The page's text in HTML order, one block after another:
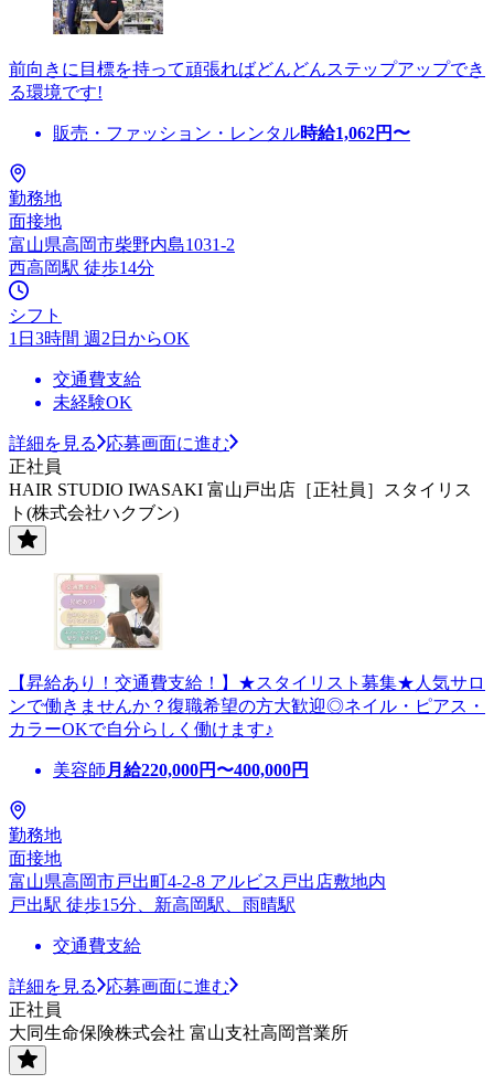
前向きに目標を持って頑張ればどんどんステップアップでき
る環境です!
販売・ファッション・レンタル時給1,062円〜
勤務地
面接地
富山県高岡市柴野内島1031-2
西高岡駅 徒歩14分
シフト
1日3時間 週2日からOK
交通費支給
未経験OK
詳細を見る
応募画面に進む
正社員
HAIR STUDIO IWASAKI 富山戸出店［正社員］スタイリス
ト(株式会社ハクブン)
【昇給あり！交通費支給！】★スタイリスト募集★人気サロ
ンで働きませんか？復職希望の方大歓迎◎ネイル・ピアス・
カラーOKで自分らしく働けます♪
美容師 月給220,000円〜400,000円
勤務地
面接地
富山県高岡市戸出町4-2-8 アルビス戸出店敷地内
戸出駅 徒歩15分、新高岡駅、雨晴駅
交通費支給
詳細を見る
応募画面に進む
正社員
大同生命保険株式会社 富山支社高岡営業所